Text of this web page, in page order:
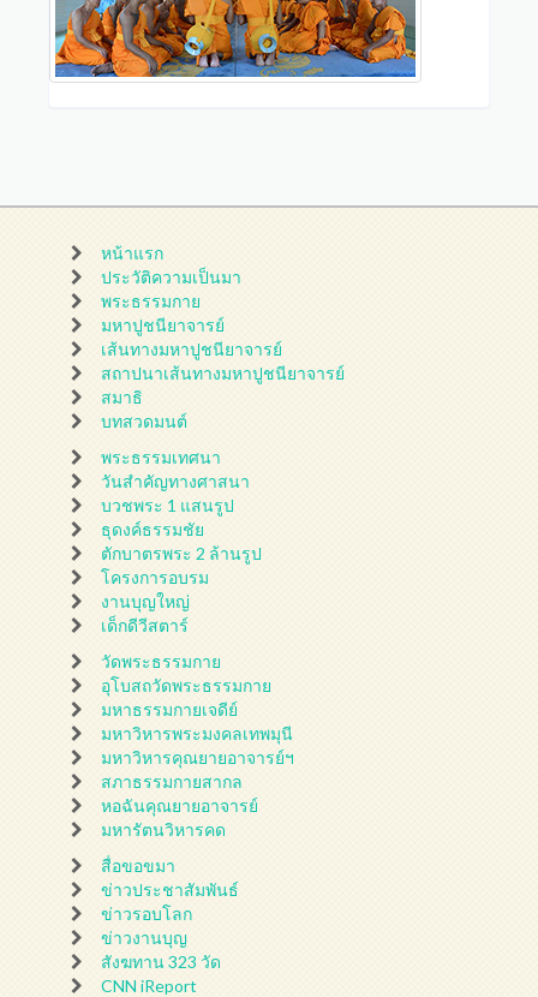
หน้าแรก
ประวัติความเป็นมา
พระธรรมกาย
มหาปูชนียาจารย์
เส้นทางมหาปูชนียาจารย์
สถาปนาเส้นทางมหาปูชนียาจารย์
สมาธิ
บทสวดมนต์
พระธรรมเทศนา
วันสำคัญทางศาสนา
บวชพระ 1 แสนรูป
ธุดงค์ธรรมชัย
ตักบาตรพระ 2 ล้านรูป
โครงการอบรม
งานบุญใหญ่
เด็กดีวีสตาร์
วัดพระธรรมกาย
อุโบสถวัดพระธรรมกาย
มหาธรรมกายเจดีย์
มหาวิหารพระมงคลเทพมุนี
มหาวิหารคุณยายอาจารย์ฯ
สภาธรรมกายสากล
หอฉันคุณยายอาจารย์
มหารัตนวิหารคด
สื่อขอขมา
ข่าวประชาสัมพันธ์
ข่าวรอบโลก
ข่าวงานบุญ
สังฆทาน 323 วัด
CNN iReport